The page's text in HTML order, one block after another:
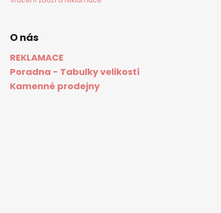
O nás
REKLAMACE
Poradna - Tabulky velikostí
Kamenné prodejny